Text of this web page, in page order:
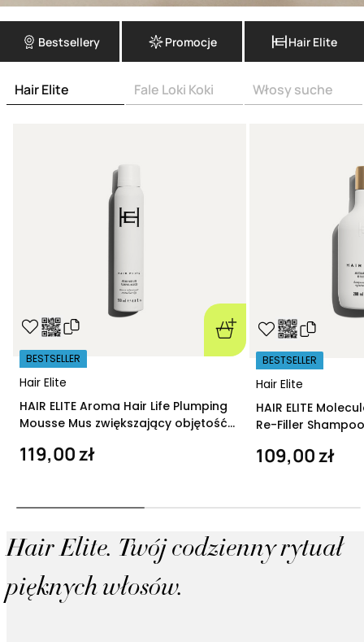
Bestsellery Promocje Hair Elite
Hair Elite Fale Loki Koki Włosy suche
Hair Elite
BESTSELLER
HAIR ELITE Aroma Hair Life Plumping
Mousse Mus zwiększający objętość
119,00 zł
Hair Elite
BESTSELLER
HAIR ELITE
Re-Filler
109,00 zł
Hair Elite. Twój codzienny rytuał
pięknych włosów.